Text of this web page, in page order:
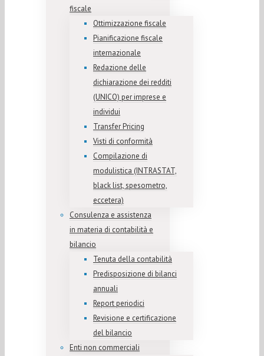
fiscale
Ottimizzazione fiscale
Pianificazione fiscale
internazionale
Redazione delle
dichiarazione dei redditi
(UNICO) per imprese e
individui
Transfer Pricing
Visti di conformità
Compilazione di
modulistica (INTRASTAT,
black list, spesometro,
eccetera)
Consulenza e assistenza
in materia di contabilità e
bilancio
Tenuta della contabilità
Predisposizione di bilanci
annuali
Report periodici
Revisione e certificazione
del bilancio
Enti non commerciali